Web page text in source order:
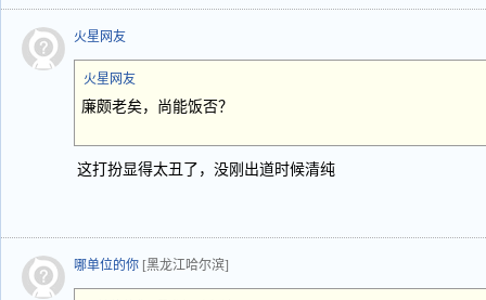
火星网友
火星网友
廉颇老矣，尚能饭否？
这打扮显得太丑了，没刚出道时候清纯
哪单位的你 [黑龙江哈尔滨]